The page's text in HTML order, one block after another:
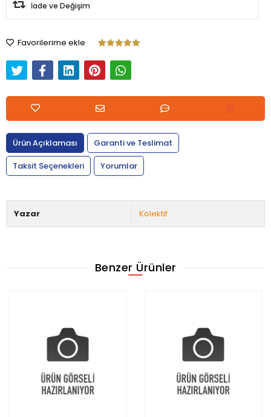
İade ve Değişim
Favorilerime ekle
Ürün Açıklaması
Garanti ve Teslimat
Taksit Seçenekleri
Yorumlar
Yazar Kolektif
Benzer Ürünler